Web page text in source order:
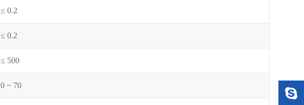
≤ 0.2
≤ 0.2
≤ 500
0 ~ 70